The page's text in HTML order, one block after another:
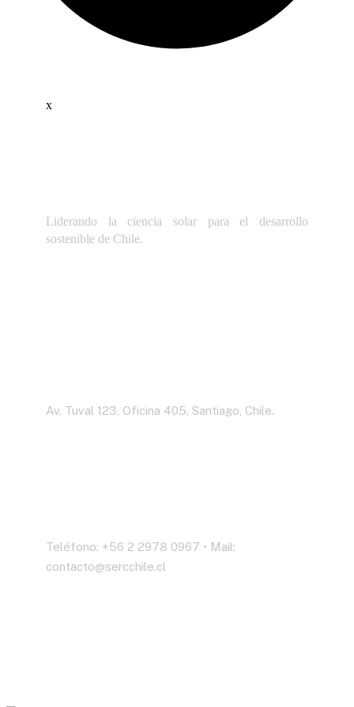
x
Liderando la ciencia solar para el desarrollo
sostenible de Chile.
Av. Tuval 123, Oficina 405, Santiago, Chile.
Teléfono: +56 2 2978 0967 • Mail:
contacto@sercchile.cl